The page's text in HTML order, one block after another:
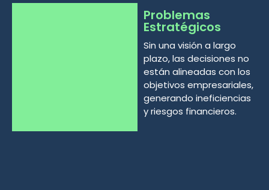
Problemas
Estratégicos
Sin una visión a largo
plazo, las decisiones no
están alineadas con los
objetivos empresariales,
generando ineficiencias
y riesgos financieros.